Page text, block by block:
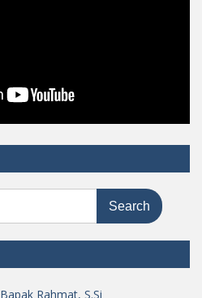
Rahmat, S.Si